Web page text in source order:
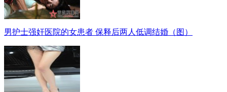
男护士强奸医院的女患者 保释后两人低调结婚（图）